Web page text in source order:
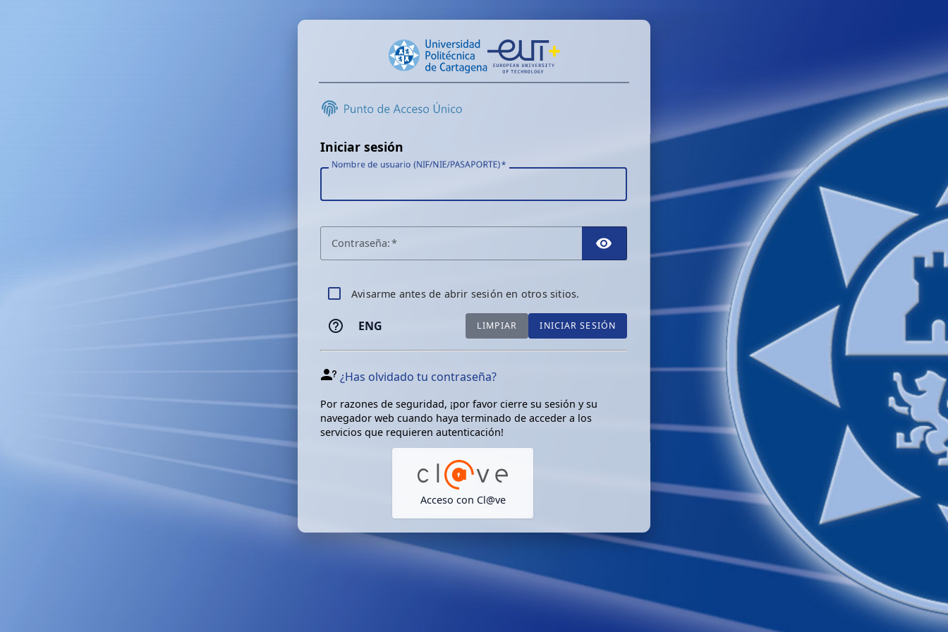
Iniciar sesión
Nombre de usuario (NIF/NIE/PASAPORTE)
Contraseña: TOGGLE PASSWORD
Avisarme antes de abrir sesión en otros sitios.
ENG LIMPIAR INICIAR SESIÓN
¿Has olvidado tu contraseña?
Por razones de seguridad, ¡por favor cierre su sesión y su
navegador web cuando haya terminado de acceder a los
servicios que requieren autenticación!